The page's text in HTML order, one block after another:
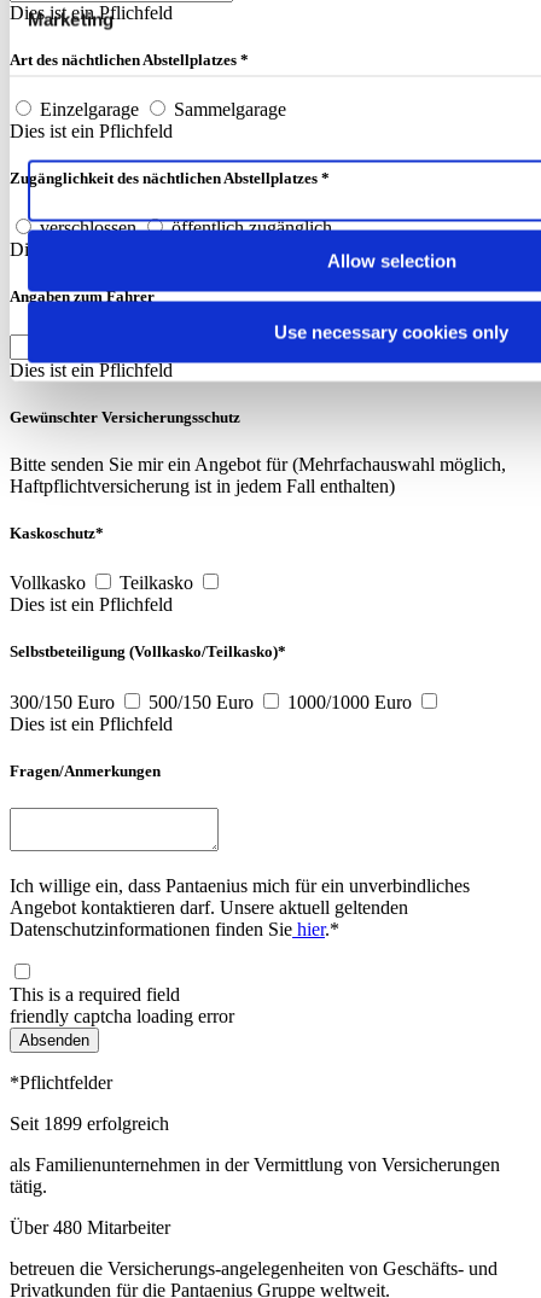
Marketing
Allow selection
Use necessary cookies only
Dies ist ein Pflichfeld
Art des nächtlichen Abstellplatzes *
Einzelgarage
Sammelgarage
Dies ist ein Pflichfeld
Zugänglichkeit des nächtlichen Abstellplatzes *
verschlossen
öffentlich zugänglich
Dies ist ein Pflichfeld
Angaben zum Fahrer
Alter *
Dies ist ein Pflichfeld
Gewünschter Versicherungsschutz
Bitte senden Sie mir ein Angebot für (Mehrfachauswahl möglich,
Haftpflichtversicherung ist in jedem Fall enthalten)
Kaskoschutz*
Vollkasko
Teilkasko
Dies ist ein Pflichfeld
Selbstbeteiligung (Vollkasko/Teilkasko)*
300/150 Euro 500/150 Euro
1000/1000 Euro
Dies ist ein Pflichfeld
Fragen/Anmerkungen
Ich willige ein, dass Pantaenius mich für ein unverbindliches
Angebot kontaktieren darf. Unsere aktuell geltenden
Datenschutzinformationen finden Sie hier.*
This is a required field
friendly captcha loading error
Absenden
*Pflichtfelder
Seit 1899 erfolgreich
als Familienunternehmen in der Vermittlung von Versicherungen
tätig.
Über 480 Mitarbeiter
betreuen die Versicherungs-angelegenheiten von Geschäfts- und
Privatkunden für die Pantaenius Gruppe weltweit.